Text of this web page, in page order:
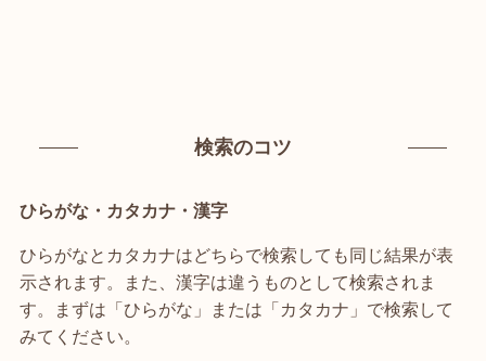
検索のコツ
ひらがな・カタカナ・漢字
ひらがなとカタカナはどちらで検索しても同じ結果が表
示されます。また、漢字は違うものとして検索されま
す。まずは「ひらがな」または「カタカナ」で検索して
みてください。